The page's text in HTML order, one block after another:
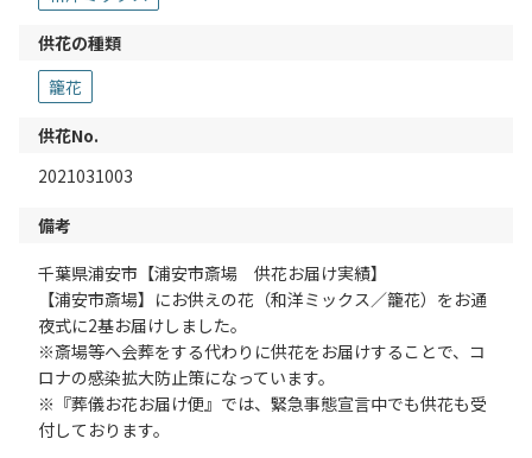
供花の種類
籠花
供花No.
2021031003
備考
千葉県浦安市【浦安市斎場 供花お届け実績】
【浦安市斎場】にお供えの花（和洋ミックス／籠花）をお通
夜式に2基お届けしました。
※斎場等へ会葬をする代わりに供花をお届けすることで、コ
ロナの感染拡大防止策になっています。
※『葬儀お花お届け便』では、緊急事態宣言中でも供花も受
付しております。